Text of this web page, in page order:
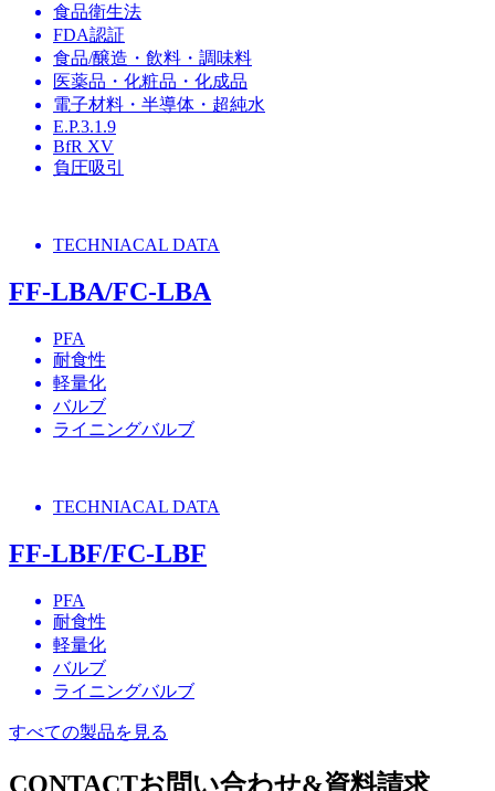
食品衛生法
FDA認証
食品/醸造・飲料・調味料
医薬品・化粧品・化成品
電子材料・半導体・超純水
E.P.3.1.9
BfR XV
負圧吸引
TECHNIACAL DATA
FF-LBA/FC-LBA
PFA
耐食性
軽量化
バルブ
ライニングバルブ
TECHNIACAL DATA
FF-LBF/FC-LBF
PFA
耐食性
軽量化
バルブ
ライニングバルブ
すべての製品を見る
CONTACTお問い合わせ&資料請求